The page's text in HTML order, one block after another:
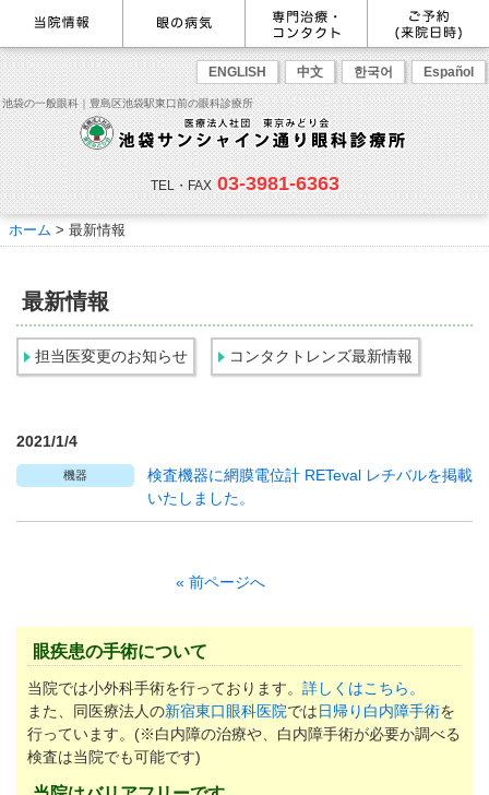
ENGLISH 中文 한국어 Español
池袋の一般眼科｜豊島区池袋駅東口前の眼科診療所
TEL・FAX 03-3981-6363
最新情報
感染症予防のための衛生環境整
備の取り組み
医師のご紹介
当院勤務医師のご紹介 ごあいさつ
院内の様子・設備
院内の様子 検査･治療･手術機器
診療のご案内・アクセス
アクセス
い
診察の流れ
パンフレットのダウンロード
眼の病気を調べる
病名から探す
症状から探す
目の構造から探す
主な眼科疾患
緑内障 網膜疾患
眼精疲労
ドライアイ
ものもらい
花粉症
白内障
アレルギー性結膜炎
コンタクトレンズ診
学校近視について
点眼液・眼軟膏について
眼科専門治療・特設ページ
緑内障専門治療ページ
角膜疾患専門治療ページ
ドライアイ専門治療ページ
網膜・硝子体専門治療ページ
黄斑疾患専門治療ページ
ぶどう膜炎専門治療ページ
白内障専門治療ページ
花粉症専門ページ
眼形成診療ページ
コンタクトレンズ診療
抗VEGF抗体療法
ボツリヌス療法
東口眼科医院)
コンタクトレンズ診療
コンタクトレンズの種類と特徴
しばらく眼科受診していない方
方へ
WEB予約(来院日時の設定)
一般眼科診療を予約
コンタクトレンズ診療を予約
緑内障専門治療を予約
角膜専門治療を予約
ドライアイ専門治療を予約
網膜・硝子体専門治療を予約
白内障専門治療を予約
白内障手術公開講座を予約
黄斑専門治療を予約
予約をキャンセルする
ご予約
ホーム > 最新情報
最新情報
担当医変更のお知らせ コンタクトレンズ最新情報
2021/1/4
機器
検査機器に網膜電位計 RETeval レチバルを掲載
いたしました。
« 前ページへ
眼疾患の手術について
当院では小外科手術を行っております。 詳しくはこちら。
また、同医療法人の新宿東口眼科医院では日帰り白内障手術を
行っています。(※白内障の治療や、白内障手術が必要か調べる
検査は当院でも可能です)